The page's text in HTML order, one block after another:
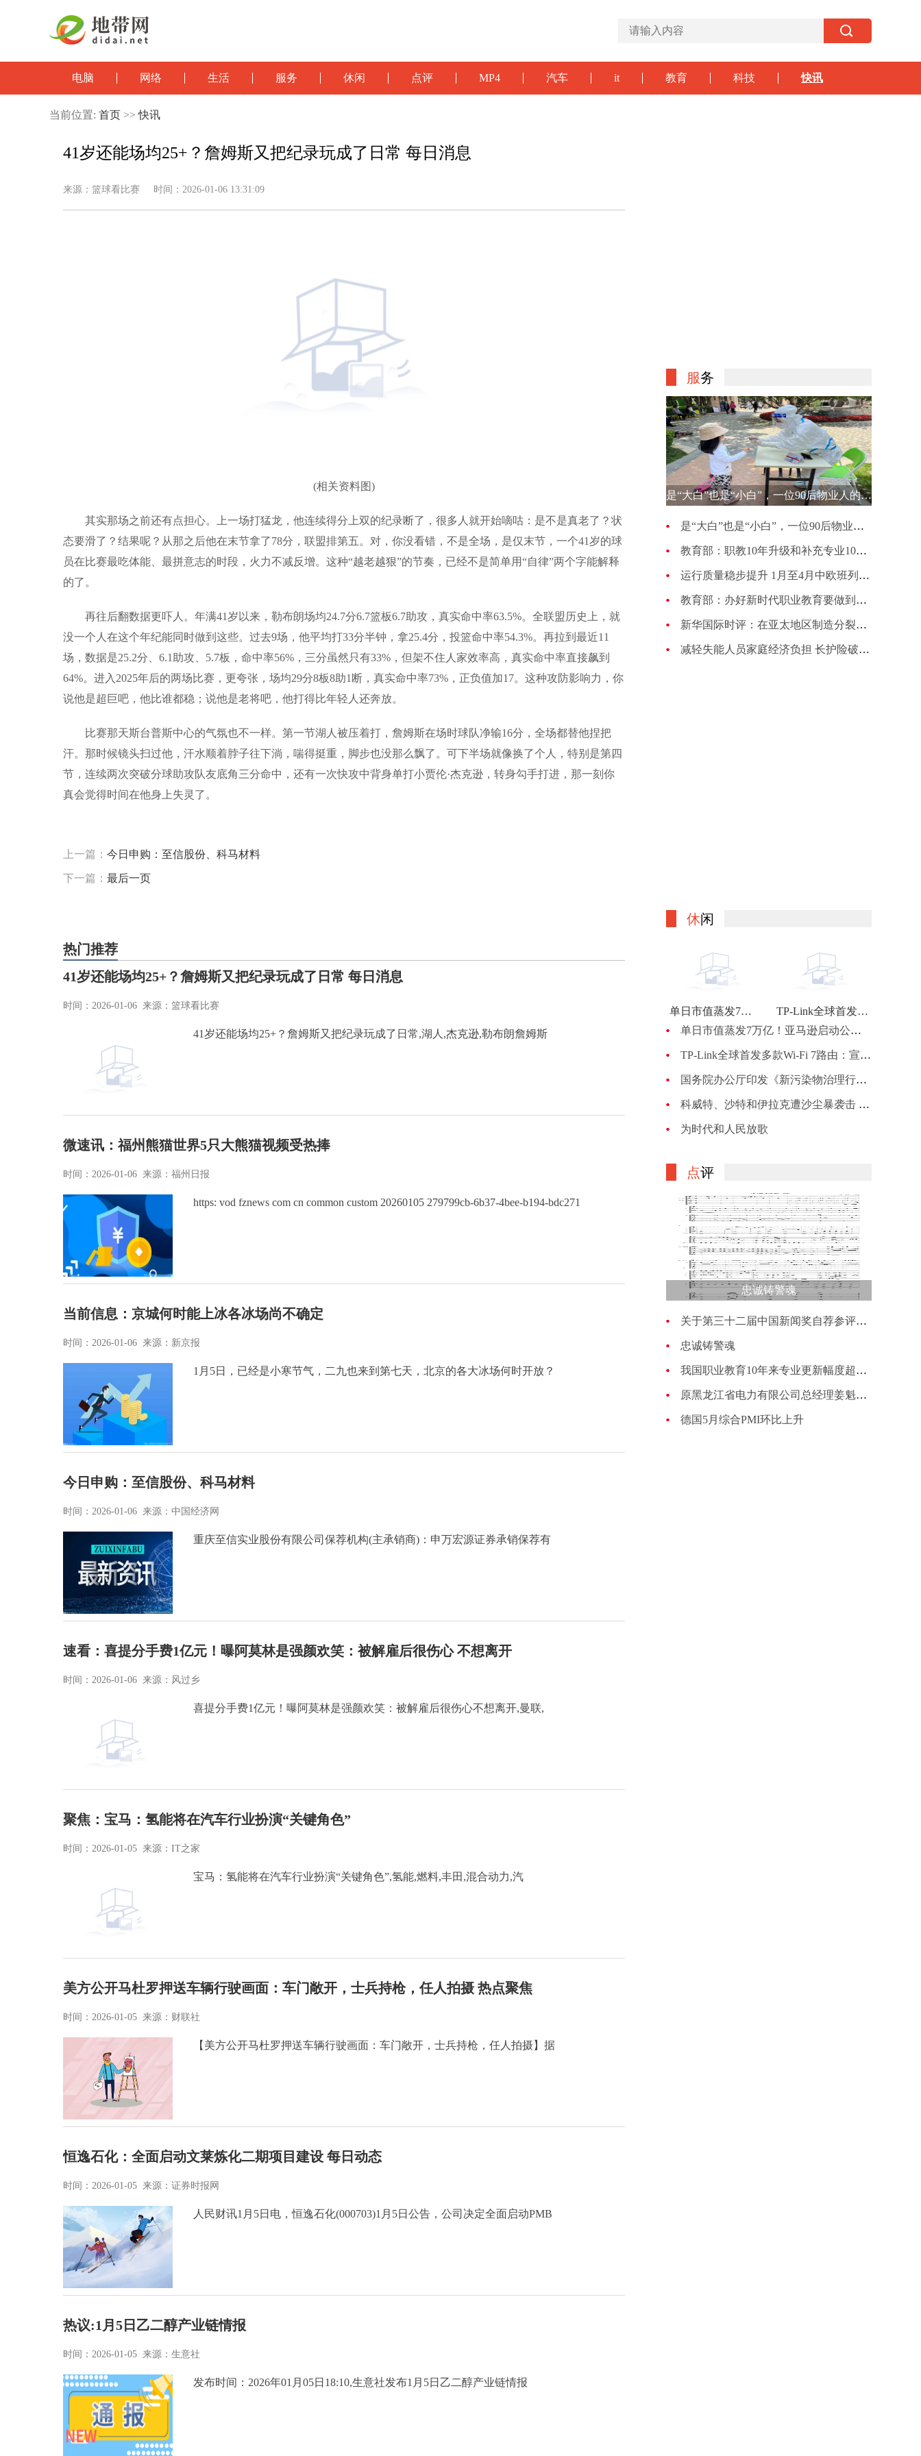
电脑 网络 生活 服务 休闲 点评 MP4 汽车 it 教育 科技 快讯
当前位置: 首页 >>快讯
41岁还能场均25+？詹姆斯又把纪录玩成了日常 每日消息
来源：篮球看比赛 时间：2026-01-06 13:31:09
(相关资料图)
其实那场之前还有点担心。上一场打猛龙，他连续得分上双的纪录断了，很多人就开始嘀咕：是不是真老了？状
态要滑了？结果呢？从那之后他在末节拿了78分，联盟排第五。对，你没看错，不是全场，是仅末节，一个41岁的球
员在比赛最吃体能、最拼意志的时段，火力不减反增。这种“越老越狠”的节奏，已经不是简单用“自律”两个字能解释
的了。
再往后翻数据更吓人。年满41岁以来，勒布朗场均24.7分6.7篮板6.7助攻，真实命中率63.5%。全联盟历史上，就
没一个人在这个年纪能同时做到这些。过去9场，他平均打33分半钟，拿25.4分，投篮命中率54.3%。再拉到最近11
场，数据是25.2分、6.1助攻、5.7板，命中率56%，三分虽然只有33%，但架不住人家效率高，真实命中率直接飙到
64%。进入2025年后的两场比赛，更夸张，场均29分8板8助1断，真实命中率73%，正负值加17。这种攻防影响力，你
说他是超巨吧，他比谁都稳；说他是老将吧，他打得比年轻人还奔放。
比赛那天斯台普斯中心的气氛也不一样。第一节湖人被压着打，詹姆斯在场时球队净输16分，全场都替他捏把
汗。那时候镜头扫过他，汗水顺着脖子往下淌，喘得挺重，脚步也没那么飘了。可下半场就像换了个人，特别是第四
节，连续两次突破分球助攻队友底角三分命中，还有一次快攻中背身单打小贾伦·杰克逊，转身勾手打进，那一刻你
真会觉得时间在他身上失灵了。
上一篇： 今日申购：至信股份、科马材料
下一篇： 最后一页
热门推荐
41岁还能场均25+？詹姆斯又把纪录玩成了日常 每日消息
时间：2026-01-06 来源：篮球看比赛
41岁还能场均25+？詹姆斯又把纪录玩成了日常,湖人,杰克逊,勒布朗詹姆斯
微速讯：福州熊猫世界5只大熊猫视频受热捧
时间：2026-01-06 来源：福州日报
https: vod fznews com cn common custom 20260105 279799cb-6b37-4bee-b194-bdc271
当前信息：京城何时能上冰各冰场尚不确定
时间：2026-01-06 来源：新京报
1月5日，已经是小寒节气，二九也来到第七天，北京的各大冰场何时开放？
今日申购：至信股份、科马材料
时间：2026-01-06 来源：中国经济网
重庆至信实业股份有限公司保荐机构(主承销商)：申万宏源证券承销保荐有
速看：喜提分手费1亿元！曝阿莫林是强颜欢笑：被解雇后很伤心 不想离开
时间：2026-01-06 来源：风过乡
喜提分手费1亿元！曝阿莫林是强颜欢笑：被解雇后很伤心不想离开,曼联,
聚焦：宝马：氢能将在汽车行业扮演“关键角色”
时间：2026-01-05 来源：IT之家
宝马：氢能将在汽车行业扮演“关键角色”,氢能,燃料,丰田,混合动力,汽
美方公开马杜罗押送车辆行驶画面：车门敞开，士兵持枪，任人拍摄 热点聚焦
时间：2026-01-05 来源：财联社
【美方公开马杜罗押送车辆行驶画面：车门敞开，士兵持枪，任人拍摄】据
恒逸石化：全面启动文莱炼化二期项目建设 每日动态
时间：2026-01-05 来源：证券时报网
人民财讯1月5日电，恒逸石化(000703)1月5日公告，公司决定全面启动PMB
热议:1月5日乙二醇产业链情报
时间：2026-01-05 来源：生意社
发布时间：2026年01月05日18:10,生意社发布1月5日乙二醇产业链情报
服务
是“大白”也是“小白”，一位90后物业人的选择
是“大白”也是“小白”，一位90后物业人的选择
教育部：职教10年升级和补充专业1007种 更新幅度超70%
运行质量稳步提升 1月至4月中欧班列累计开行4813列
教育部：办好新时代职业教育要做到五个“必须坚持”
新华国际时评：在亚太地区制造分裂对抗的图谋注定失败
减轻失能人员家庭经济负担 长护险破局养老困境
休闲
单日市值蒸发7万亿！亚马逊启动公司最大规模裁员：计划裁员约1万人
TP-Link全球首发多款Wi-Fi 7路由：宣称BE900的峰值网速可达24Gbps
单日市值蒸发7万亿！亚马逊启动公司最大规模裁员：计划裁员约1万人
TP-Link全球首发多款Wi-Fi 7路由：宣称BE900的峰值网速可达24Gbps
国务院办公厅印发《新污染物治理行动方案》
科威特、沙特和伊拉克遭沙尘暴袭击 机场、机关等关闭
为时代和人民放歌
点评
忠诚铸警魂
关于第三十二届中国新闻奖自荐参评作品的公示
忠诚铸警魂
我国职业教育10年来专业更新幅度超过70%
原黑龙江省电力有限公司总经理姜魁接受纪律审查和监察调查
德国5月综合PMI环比上升